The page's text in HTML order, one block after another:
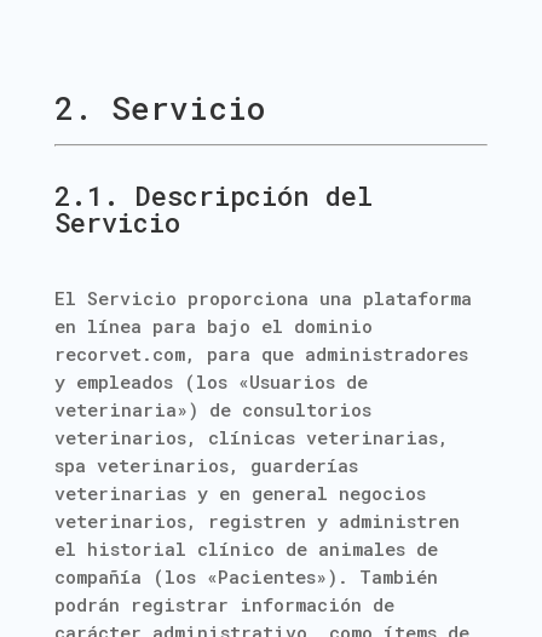
2. Servicio
2.1. Descripción del
Servicio
El Servicio proporciona una plataforma
en línea para bajo el dominio
recorvet.com, para que administradores
y empleados (los «Usuarios de
veterinaria») de consultorios
veterinarios, clínicas veterinarias,
spa veterinarios, guarderías
veterinarias y en general negocios
veterinarios, registren y administren
el historial clínico de animales de
compañía (los «Pacientes»). También
podrán registrar información de